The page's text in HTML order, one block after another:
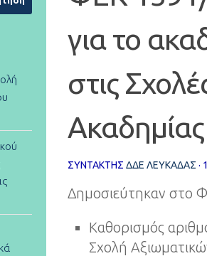
για το
στις
ΣΥΝΤΆΚΤΗΣ ΔΔΕ ΛΕΥΚΑΔΑΣ ·
Δημοσιεύτηκαν στο
Καθορισμός
Σχολή